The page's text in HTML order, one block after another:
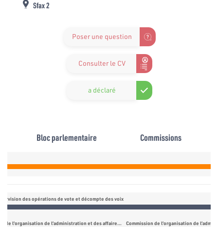
Sfax 2
Poser une question
Consulter le CV
a déclaré
Bloc parlementaire Commissions
des opérations de vote et décompte des voix
Commission de l’organisation de l’administration et des affaires des forces portant d’armes Commission de l’organisation de